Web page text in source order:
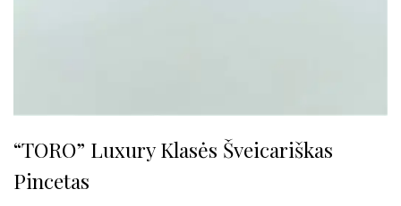
“TORO” Luxury Klasės Šveicariškas
Pincetas